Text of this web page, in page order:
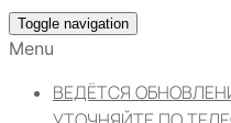
Toggle navigation
Menu
ВЕДЁТСЯ